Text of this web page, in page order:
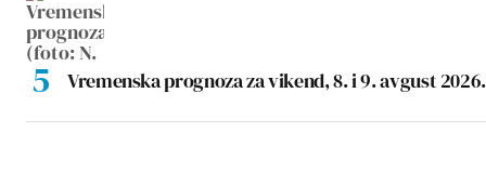
Vremenska prognoza za vikend, 8. i 9. avgust 2026.